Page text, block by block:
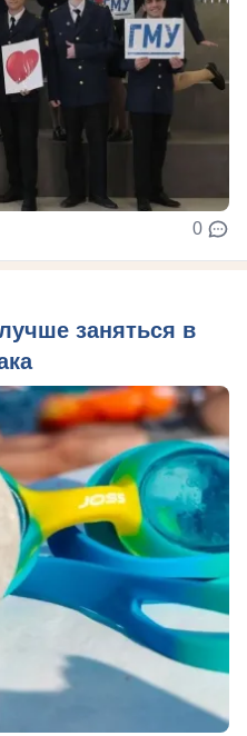
0
заняться в